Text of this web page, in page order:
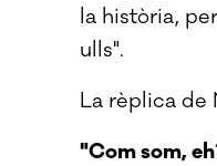
la història,
ulls".
La rèplica de
"Com som,